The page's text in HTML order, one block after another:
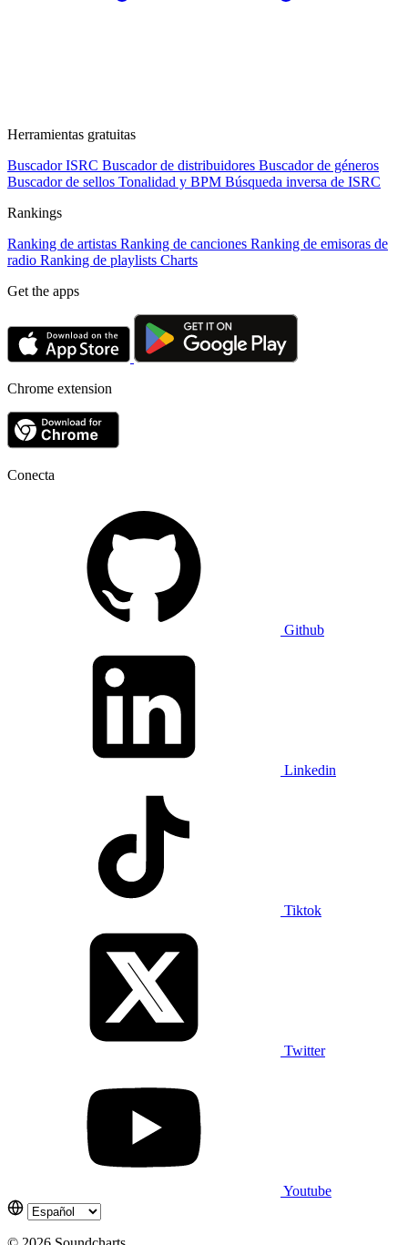
Herramientas gratuitas
Buscador ISRC Buscador de distribuidores Buscador de géneros
Buscador de sellos Tonalidad y BPM Búsqueda inversa de ISRC
Rankings
Ranking de artistas Ranking de canciones Ranking de emisoras de
radio Ranking de playlists Charts
Get the apps
Chrome extension
Conecta
Github
Linkedin
Tiktok
Twitter
Youtube